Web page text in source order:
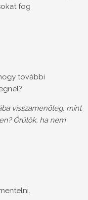
fog
további
visszamenőleg, mint
Örülök, ha nem